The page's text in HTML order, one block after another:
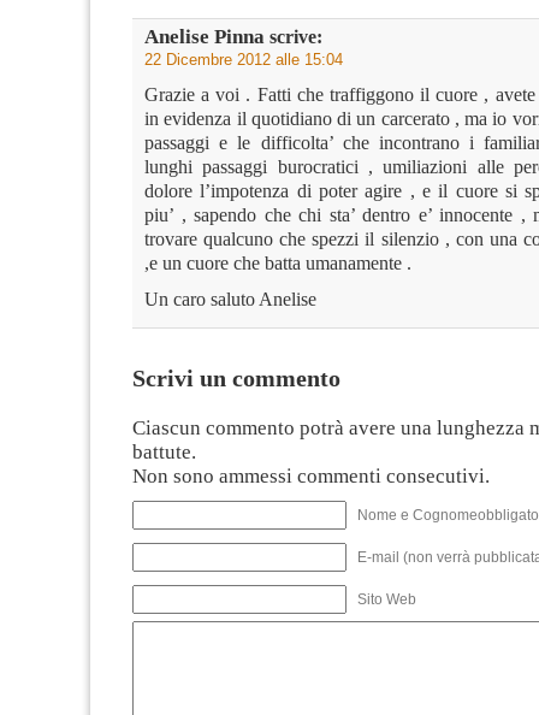
Anelise Pinna scrive:
22 Dicembre 2012 alle 15:04
Grazie a voi . Fatti che traffiggono il cuore , avete
in evidenza il quotidiano di un carcerato , ma io
passaggi e le difficolta’ che incontrano i
lunghi passaggi burocratici , umiliazioni alle
dolore l’impotenza di poter agire , e il cuore si
piu’ , sapendo che chi sta’ dentro e’ innocente ,
trovare qualcuno che spezzi il silenzio , con una
,e un cuore che batta umanamente .
Un caro saluto Anelise
Scrivi un commento
Ciascun commento potrà avere una lunghezza
battute.
Non sono ammessi commenti consecutivi.
Nome e
E-mail (non verrà
Sito Web